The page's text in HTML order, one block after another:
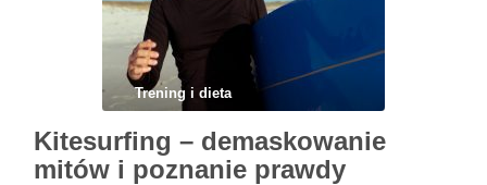
Trening i dieta
Kitesurfing – demaskowanie
mitów i poznanie prawdy